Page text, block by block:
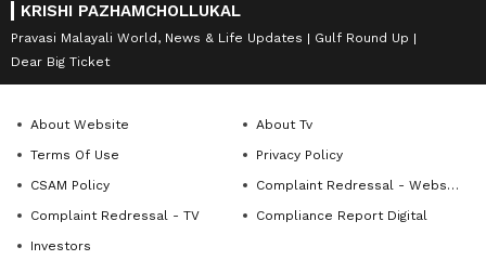
KRISHI PAZHAMCHOLLUKAL
Pravasi Malayali World, News & Life Updates
Gulf Round Up
Dear Big Ticket
About Website
About Tv
Terms Of Use
Privacy Policy
CSAM Policy
Complaint Redressal - Website
Complaint Redressal - TV
Compliance Report Digital
Investors